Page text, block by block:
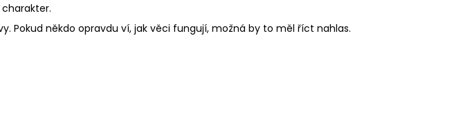
Pokud někdo opravdu ví, jak věci fungují, možná by to měl říct nahlas.